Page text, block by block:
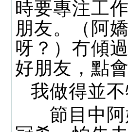
時要專注工
朋友。（阿
呀？）冇傾
好朋友，點
我做得並
節目中阿